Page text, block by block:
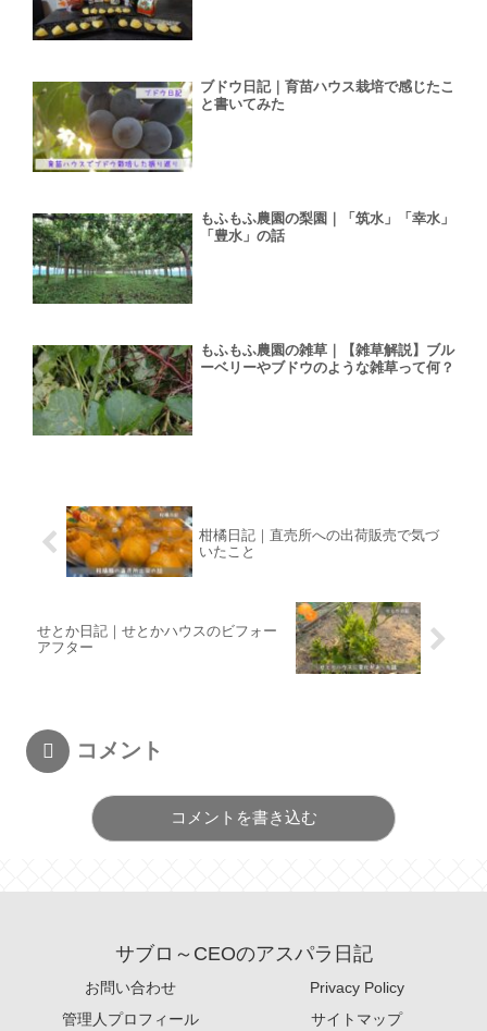
ブドウ日記｜育苗ハウス栽培で感じたこ
と書いてみた
もふもふ農園の梨園｜「筑水」「幸水」
「豊水」の話
もふもふ農園の雑草｜【雑草解説】ブル
ーベリーやブドウのような雑草って何？
柑橘日記｜直売所への出荷販売で気づ
いたこと
せとか日記｜せとかハウスのビフォー
アフター
コメント
コメントを書き込む
サブロ～CEOのアスパラ日記
お問い合わせ
Privacy Policy
管理人プロフィール
サイトマップ